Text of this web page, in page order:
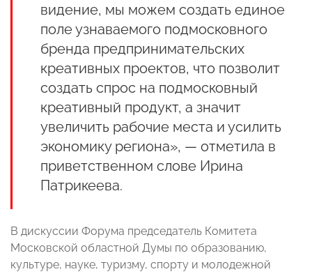
видение, мы можем создать единое
поле узнаваемого подмосковного
бренда предпринимательских
креативных проектов, что позволит
создать спрос на подмосковный
креативный продукт, а значит
увеличить рабочие места и усилить
экономику региона», — отметила в
приветственном слове Ирина
Патрикеева.
В дискуссии Форума председатель Комитета
Московской областной Думы по образованию,
культуре, науке, туризму, спорту и молодежной